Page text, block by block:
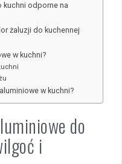
kuchni odporne na
żaluzji do kuchennej
w kuchni?
w kuchni?
do
i